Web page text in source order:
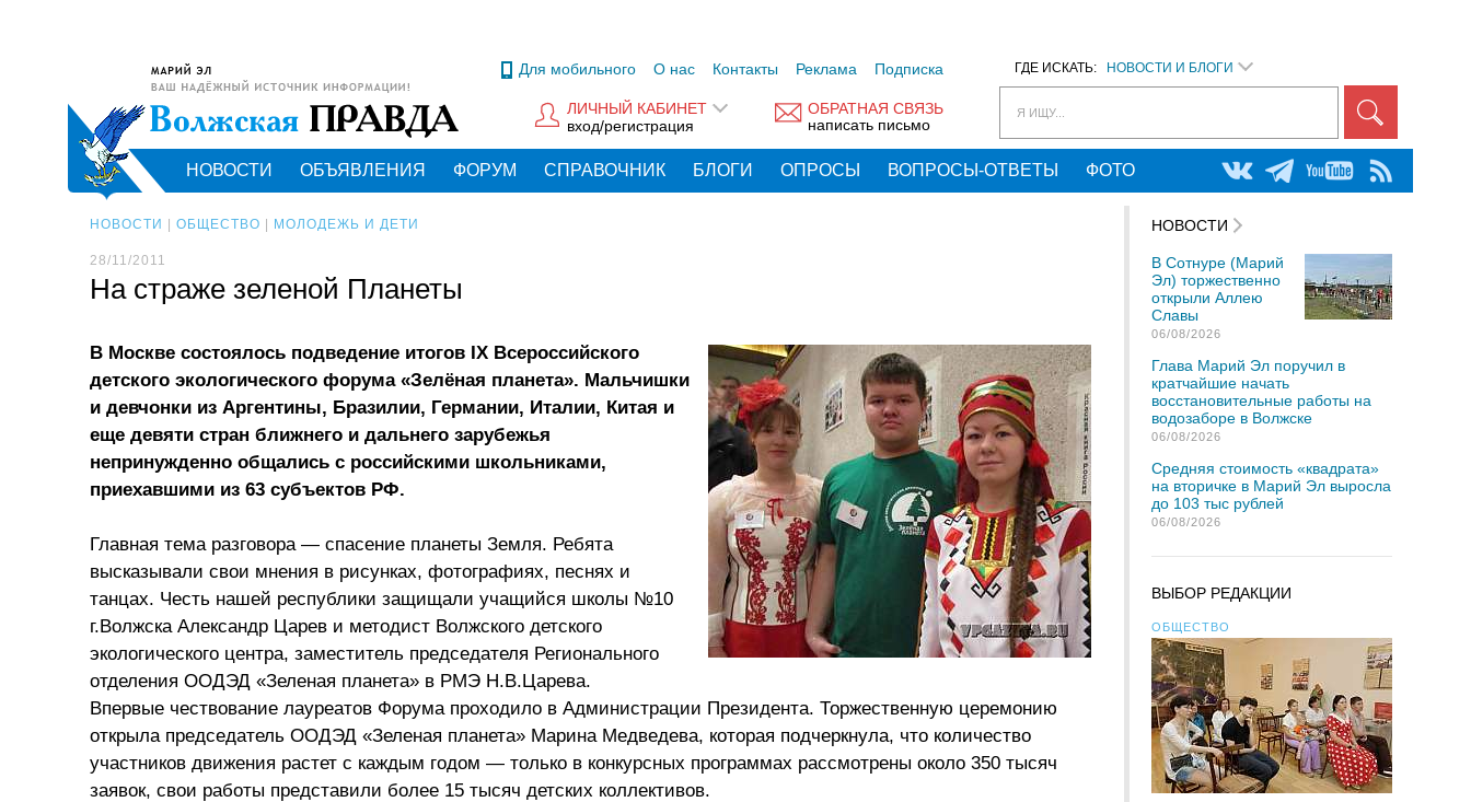
ГДЕ ИСКАТЬ: НОВОСТИ И БЛОГИ
Я ИЩУ...
Для мобильного О нас Контакты Реклама Подписка
ОБРАТНАЯ СВЯЗЬ
написать письмо
ЛИЧНЫЙ КАБИНЕТ
вход/регистрация
НОВОСТИ ОБЪЯВЛЕНИЯ ФОРУМ СПРАВОЧНИК БЛОГИ ОПРОСЫ ВОПРОСЫ-ОТВЕТЫ ФОТО
НОВОСТИ ОБЩЕСТВО МОЛОДЕЖЬ И ДЕТИ
28/11/2011
На страже зеленой Планеты
В Москве состоялось подведение итогов IX Всероссийского
детского экологического форума «Зелёная планета». Мальчишки
и девчонки из Аргентины, Бразилии, Германии, Италии, Китая и
еще девяти стран ближнего и дальнего зарубежья
непринужденно общались с российскими школьниками,
приехавшими из 63 субъектов РФ.
Главная тема разговора — спасение планеты Земля. Ребята
высказывали свои мнения в рисунках, фотографиях, песнях и
танцах. Честь нашей республики защищали учащийся школы №10
г.Волжска Александр Царев и методист Волжского детского
экологического центра, заместитель председателя Регионального
отделения ООДЭД «Зеленая планета» в РМЭ Н.В.Царева.
Впервые чествование лауреатов Форума проходило в Администрации Президента. Торжественную церемонию
открыла председатель ООДЭД «Зеленая планета» Марина Медведева, которая подчеркнула, что количество
участников движения растет с каждым годом — только в конкурсных программах рассмотрены около 350 тысяч
заявок, свои работы представили более 15 тысяч детских коллективов.
НОВОСТИ
В Сотнуре (Марий
Эл) торжественно
открыли Аллею
Славы
06/08/2026
Глава Марий Эл поручил в
кратчайшие начать
восстановительные работы на
водозаборе в Волжске
06/08/2026
Средняя стоимость «квадрата»
на вторичке в Марий Эл выросла
до 103 тыс рублей
06/08/2026
ВЫБОР РЕДАКЦИИ
ОБЩЕСТВО